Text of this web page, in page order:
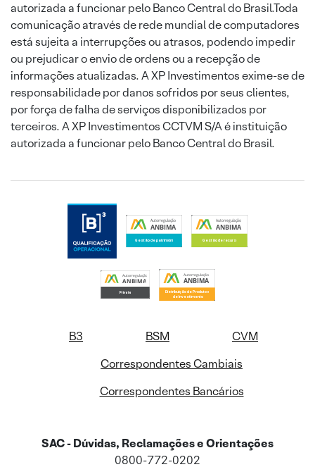
autorizada a funcionar pelo Banco Central do Brasil.Toda
comunicação através de rede mundial de computadores
está sujeita a interrupções ou atrasos, podendo impedir
ou prejudicar o envio de ordens ou a recepção de
informações atualizadas. A XP Investimentos exime-se de
responsabilidade por danos sofridos por seus clientes,
por força de falha de serviços disponibilizados por
terceiros. A XP Investimentos CCTVM S/A é instituição
autorizada a funcionar pelo Banco Central do Brasil.
B3 BSM
CVM
Correspondentes Cambiais
Correspondentes Bancários
SAC - Dúvidas, Reclamações e Orientações
0800-772-0202